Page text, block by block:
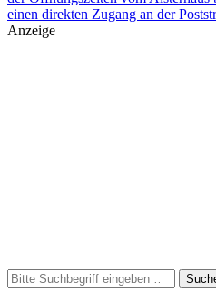
einen direkten Zugang an der
Anzeige